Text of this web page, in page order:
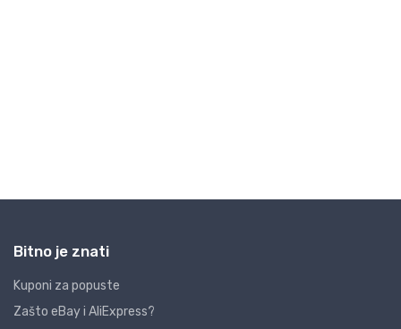
Bitno je znati
Kuponi za popuste
Zašto eBay i AliExpress?